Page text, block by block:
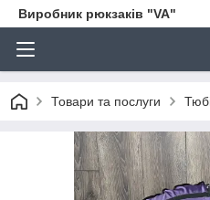
Виробник рюкзаків "VA"
Товари та послуги